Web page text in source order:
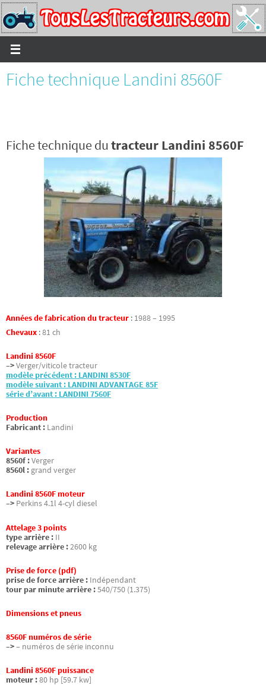
Passer
vers
le
contenu
Fiche technique Landini 8560F
Fiche technique dutracteur Landini 8560F
Années de fabrication du tracteur : 1988 – 1995
Chevaux :81 ch
Landini 8560F
–>Verger/viticole tracteur
modèle précédent : LANDINI 8530F
modèle suivant : LANDINI ADVANTAGE 85F
série d’avant : LANDINI 7560F
Production
Fabricant : Landini
Variantes
8560f :Verger
8560l : grand verger
Landini 8560F moteur
–> Perkins 4.1l 4-cyl diesel
Attelage 3 points
type arrière : II
relevage arrière :2600 kg
Prise de force (pdf)
prise de force arrière : Indépendant
tour par minute arrière :540/750 (1.375)
Dimensions et pneus
8560F numéros de série
–>– numéros de série inconnu
Landini 8560F puissance
moteur :80 hp [59.7 kw]